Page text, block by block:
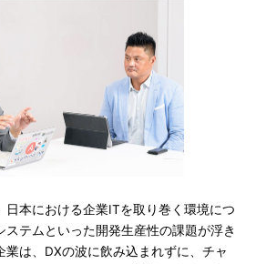
本における企業ITを取り巻く環境につ
ステムといった開発生産性の課題が浮き
業は、DXの波に飲み込まれずに、チャ